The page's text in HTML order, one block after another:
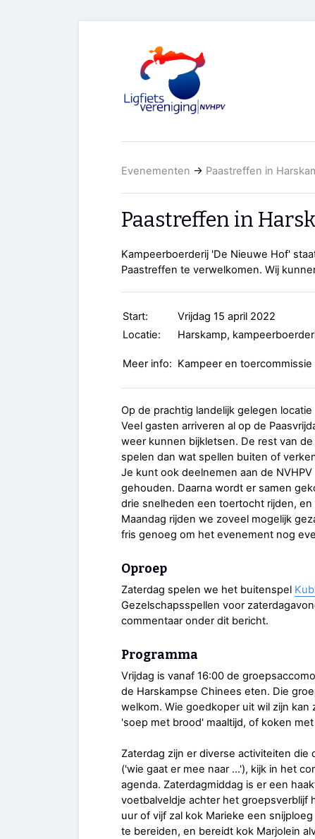
Evenementen → Paastreffen in
Paastreffen in
Kampeerboerderij 'De Nieuwe Hof'
Paastreffen te verwelkomen. Wij
Start:
Vrijdag 15 april 2022
Locatie:
Harskamp,
Meer info: Kampeer en toercommissie
Op de prachtig landelijk gelegen
Veel gasten arriveren al op de
weer kunnen bijkletsen. De rest van
spelen dan wat spellen buiten of
Je kunt ook deelnemen aan de
gehouden. Daarna wordt er samen
drie snelheden een toertocht rijden,
Maandag rijden we zoveel mogelijk
fris genoeg om het evenement nog
Oproep
Zaterdag spelen we het buitenspel
Gezelschapsspellen voor
commentaar onder dit bericht.
Programma
Vrijdag is vanaf 16:00 de
de Harskampse Chinees eten. Die
welkom. Wie goedkoper uit wil zijn
'soep met brood' maaltijd, of koken
Zaterdag zijn er diverse activiteiten
('wie gaat er mee naar ...'), kijk in het
agenda. Zaterdagmiddag is er een
voetbalveldje achter het groepsverblijf
uur of vijf zal kok Marieke een
te bereiden, en bereidt kok Marjolein